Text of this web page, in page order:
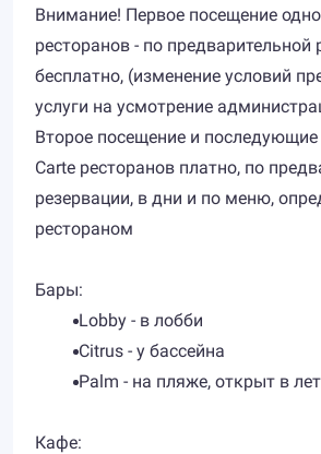
Внимание! Первое посещение
ресторанов - по предварительной
бесплатно, (изменение условий
услуги на усмотрение
Второе посещение и последующие
Carte ресторанов платно, по
резервации, в дни и по меню,
рестораном
Бары:
Lobby - в лобби
Citrus - у бассейна
Palm - на пляже, открыт в
Кафе: